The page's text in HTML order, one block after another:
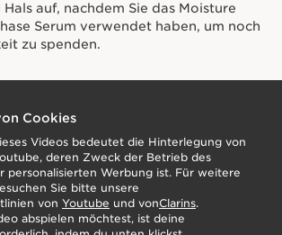
UND NACHT
auf, nachdem Sie das Moisture
Serum verwendet haben, um noch
zu spenden.
Cookies
Videos bedeutet die Hinterlegung von
deren Zweck der Betrieb des
personalisierten Werbung ist. Für weitere
Sie bitte unsere
von Youtube und vonClarins.
abspielen möchtest, ist deine